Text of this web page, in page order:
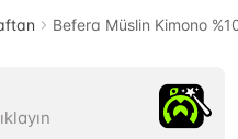
Befera Müslin Kimono